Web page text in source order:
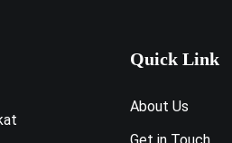
Quick Link
About Us